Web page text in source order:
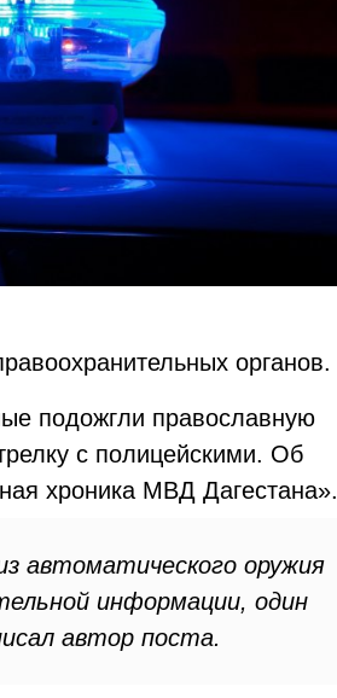
органов.
подожгли православную
с полицейскими. Об
хроника МВД Дагестана».
автоматического оружия
информации, один
автор поста.